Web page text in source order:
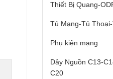
Thiết Bị Quang-
Tủ Mạng-Tủ
Phụ kiện mạng
Dây Nguồn C13-
C20